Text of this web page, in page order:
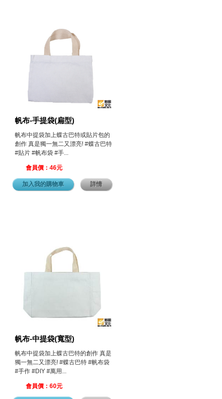
帆布-手提袋(扁型)
帆布中提袋加上蝶古巴特或貼片包的
創作 真是獨一無二又漂亮! #蝶古巴特
#貼片 #帆布袋 #手...
會員價：46元
加入我的購物車 詳情
帆布-中提袋(寬型)
帆布中提袋加上蝶古巴特的創作 真是
獨一無二又漂亮! #蝶古巴特 #帆布袋
#手作 #DIY #萬用...
會員價：60元